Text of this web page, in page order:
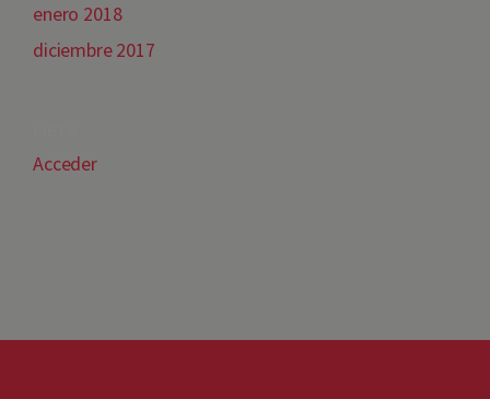
enero 2018
diciembre 2017
Acceder